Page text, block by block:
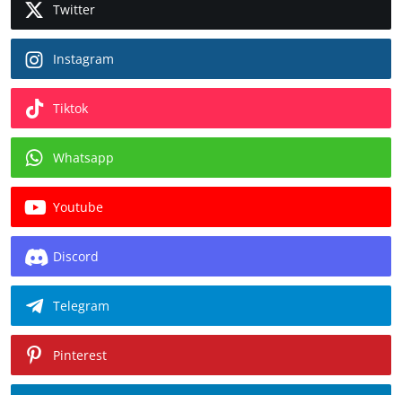
Twitter
Instagram
Tiktok
Whatsapp
Youtube
Discord
Telegram
Pinterest